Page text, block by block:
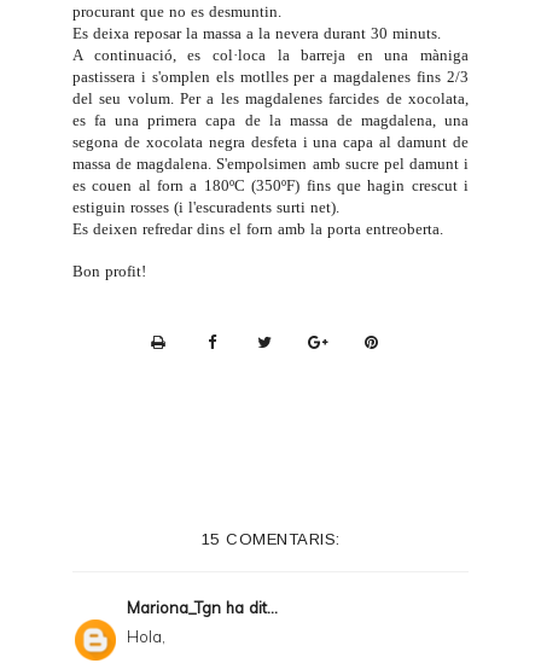
procurant que no es desmuntin.
Es deixa reposar la massa a la nevera durant 30 minuts.
A continuació, es col·loca la barreja en una màniga
pastissera i s'omplen els motlles per a magdalenes fins 2/3
del seu volum. Per a les magdalenes farcides de xocolata,
es fa una primera capa de la massa de magdalena, una
segona de xocolata negra desfeta i una capa al damunt de
massa de magdalena. S'empolsimen amb sucre pel damunt i
es couen al forn a 180ºC (350ºF) fins que hagin crescut i
estiguin rosses (i l'escuradents surti net).
Es deixen refredar dins el forn amb la porta entreoberta.
Bon profit!
15 COMENTARIS:
Mariona_Tgn ha dit...
Hola,